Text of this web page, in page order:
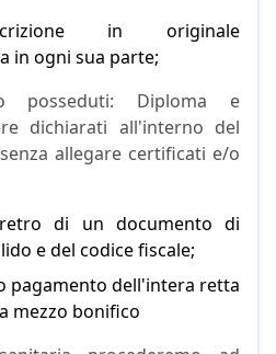
in originale
in ogni sua parte;
Diploma e
dichiarati all'interno del
allegare certificati e/o
di un documento di
e del codice fiscale;
pagamento dell'intera retta
mezzo bonifico